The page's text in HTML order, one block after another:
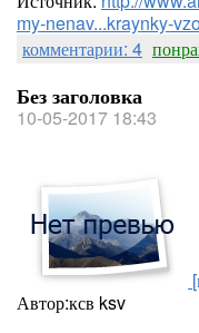
my-nenav...kraynky-
комментарии: 4
Без заголовка
10-05-2017 18:43
Автор:ксв ksv